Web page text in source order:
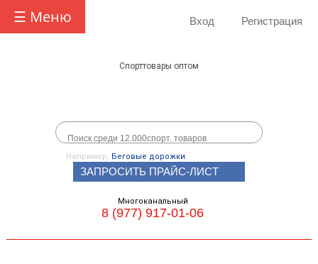
☰ Меню Вход Регистрация
Спорттовары оптом
Например, Беговые дорожки
ЗАПРОСИТЬ ПРАЙС-ЛИСТ
Многоканальный
8 (977) 917-01-06